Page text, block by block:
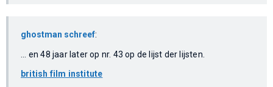
ghostman schreef:
... en 48 jaar later op nr. 43 op de lijst der lijsten.
british film institute